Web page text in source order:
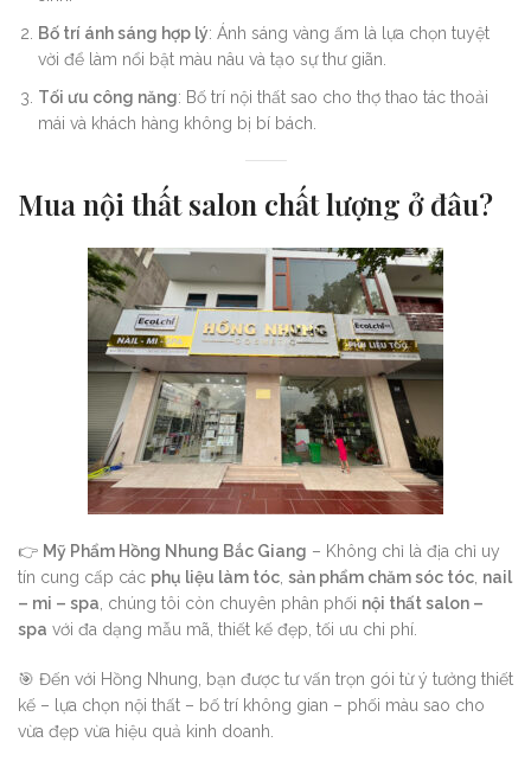
Bố trí ánh sáng hợp lý: Ánh sáng vàng ấm là lựa chọn tuyệt
vời để làm nổi bật màu nâu và tạo sự thư giãn.
Tối ưu công năng: Bố trí nội thất sao cho thợ thao tác thoải
mái và khách hàng không bị bí bách.
Mua nội thất salon chất lượng ở đâu?
👉 Mỹ Phẩm Hồng Nhung Bắc Giang – Không chỉ là địa chỉ uy
tín cung cấp các phụ liệu làm tóc sản phẩm chăm sóc tóc nail
– mi – spa , chúng tôi còn chuyên phân phối nội thất salon –
spa với đa dạng mẫu mã, thiết kế đẹp, tối ưu chi phí.
🎯 Đến với Hồng Nhung, bạn được tư vấn trọn gói từ ý tưởng thiết
kế – lựa chọn nội thất – bố trí không gian – phối màu sao cho
vừa đẹp vừa hiệu quả kinh doanh.